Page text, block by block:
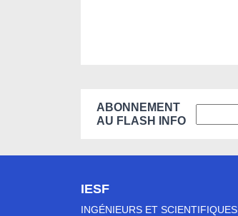
ABONNEMENT
AU FLASH INFO
IESF
INGÉNIEURS ET SCIENTIFIQUES